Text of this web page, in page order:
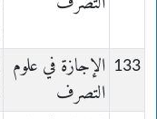
التصرف
133 الإجازة في علوم
التصرف